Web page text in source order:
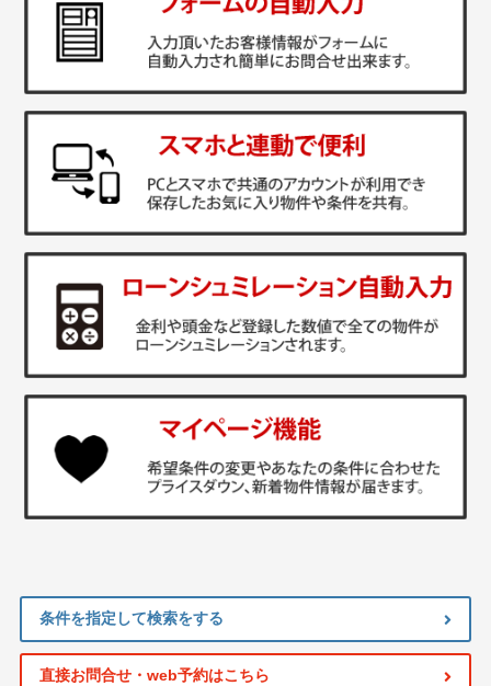
条件を指定して検索をする
直接お問合せ・web予約はこちら